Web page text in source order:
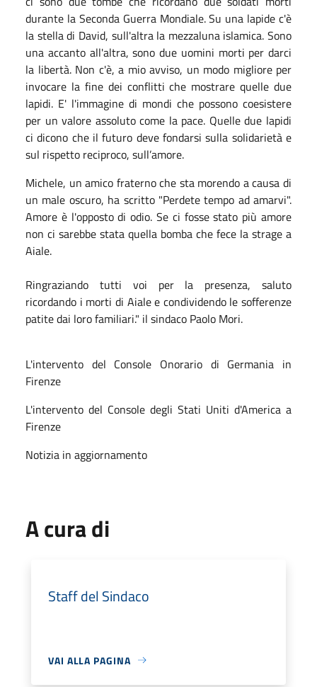
durante la Seconda Guerra Mondiale. Su una lapide c'è
la stella di David, sull'altra la mezzaluna islamica. Sono
una accanto all'altra, sono due uomini morti per darci
la libertà. Non c'è, a mio avviso, un modo migliore per
invocare la fine dei conflitti che mostrare quelle due
lapidi. E' l'immagine di mondi che possono coesistere
per un valore assoluto come la pace. Quelle due lapidi
ci dicono che il futuro deve fondarsi sulla solidarietà e
sul rispetto reciproco, sull’amore.
Michele, un amico fraterno che sta morendo a causa di
un male oscuro, ha scritto "Perdete tempo ad amarvi".
Amore è l'opposto di odio. Se ci fosse stato più amore
non ci sarebbe stata quella bomba che fece la strage a
Aiale.
Ringraziando tutti voi per la presenza, saluto
ricordando i morti di Aiale e condividendo le sofferenze
patite dai loro familiari." il sindaco Paolo Mori.
L'intervento del Console Onorario di Germania in
Firenze
L'intervento del Console degli Stati Uniti d'America a
Firenze
Notizia in aggiornamento
A cura di
Staff del Sindaco
VAI ALLA PAGINA